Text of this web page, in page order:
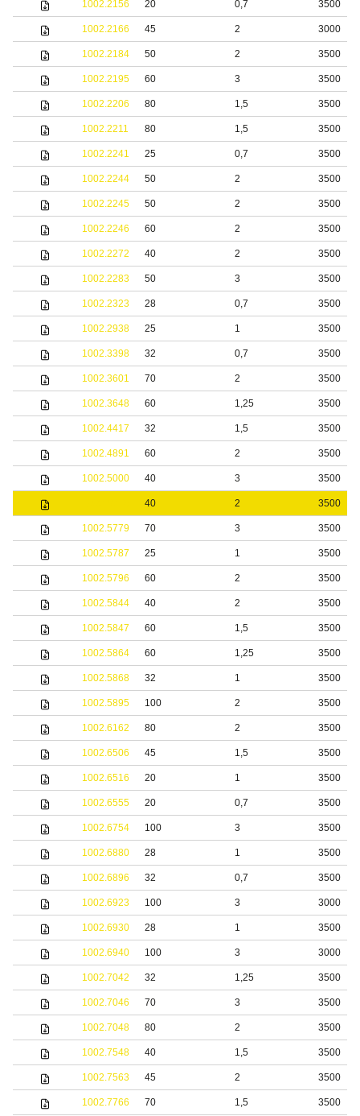
1002.2156 20 0,7 3500
1002.2166 45 2 3000
1002.2184 50 2 3500
1002.2195 60 3 3500
1002.2206 80 1,5 3500
1002.2211 80 1,5 3500
1002.2241 25 0,7 3500
1002.2244 50 2 3500
1002.2245 50 2 3500
1002.2246 60 2 3500
1002.2272 40 2 3500
1002.2283 50 3 3500
1002.2323 28 0,7 3500
1002.2938 25 1 3500
1002.3398 32 0,7 3500
1002.3601 70 2 3500
1002.3648 60 1,25 3500
1002.4417 32 1,5 3500
1002.4891 60 2 3500
1002.5000 40 3 3500
40 2 3500
1002.5779 70 3 3500
1002.5787 25 1 3500
1002.5796 60 2 3500
1002.5844 40 2 3500
1002.5847 60 1,5 3500
1002.5864 60 1,25 3500
1002.5868 32 1 3500
1002.5895 100 2 3500
1002.6162 80 2 3500
1002.6506 45 1,5 3500
1002.6516 20 1 3500
1002.6555 20 0,7 3500
1002.6754 100 3 3500
1002.6880 28 1 3500
1002.6896 32 0,7 3500
1002.6923 100 3 3000
1002.6930 28 1 3500
1002.6940 100 3 3000
1002.7042 32 1,25 3500
1002.7046 70 3 3500
1002.7048 80 2 3500
1002.7548 40 1,5 3500
1002.7563 45 2 3500
1002.7766 70 1,5 3500